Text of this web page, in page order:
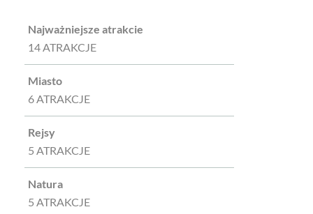
Najważniejsze atrakcie
14 ATRAKCJE
Miasto
6 ATRAKCJE
Rejsy
5 ATRAKCJE
Natura
5 ATRAKCJE